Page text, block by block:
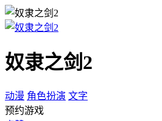
奴隶之剑2
动漫 角色扮演 文字
预约游戏